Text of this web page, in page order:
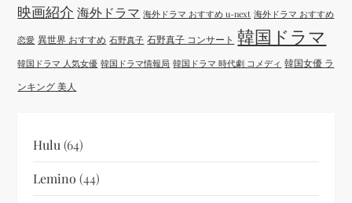
映画紹介 海外ドラマ 海外ドラマ おすすめ u-next 海外ドラマ おすすめ
恋愛 異世界 おすすめ 石野真子 石野真子 コンサート 韓国ドラマ
韓国ドラマ 人気女優 韓国ドラマ情報局 韓国ドラマ 時代劇 コメディ 韓国女優 ラ
ンキング 美人
Hulu (64)
Lemino (44)